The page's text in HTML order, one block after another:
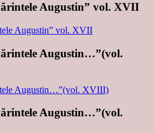
Augustin” vol. XVII
Augustin…”(vol.
Augustin…”(vol.